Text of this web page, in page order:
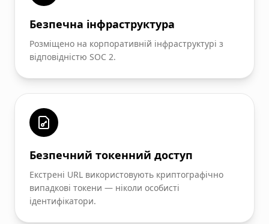
Безпечна інфраструктура
Розміщено на корпоративній інфраструктурі з
відповідністю SOC 2.
Безпечний токенний доступ
Екстрені URL використовують криптографічно
випадкові токени — ніколи особисті
ідентифікатори.